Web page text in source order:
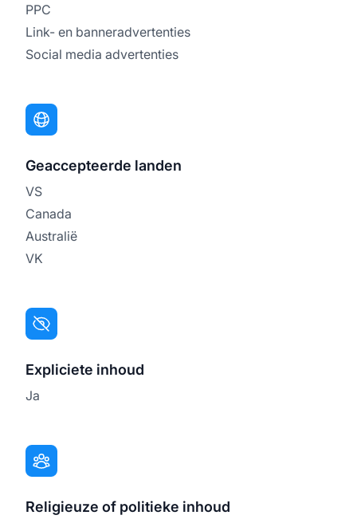
PPC
Link- en banneradvertenties
Social media advertenties
Geaccepteerde landen
VS
Canada
Australië
VK
Expliciete inhoud
Ja
Religieuze of politieke inhoud